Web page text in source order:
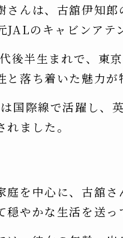
さんは、古舘伊知郎
JALのキャビンアテ
後半生まれで、東
と落ち着いた魅力が
国際線で活躍し、
れました。
庭を中心に、古舘さ
穏やかな生活を送っ